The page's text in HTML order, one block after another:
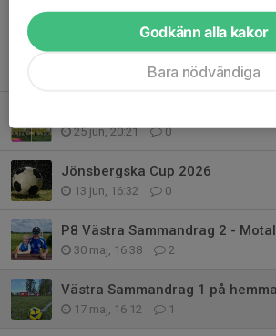
Sparbank och Strandbergs.
25 jun, 20:21 0
Jönsbergska Cup 2026
13 jun, 16:32 0
P8 Västra Sammandrag 2 -
30 maj, 16:38 2
Västra Sammandrag 1 på
17 maj, 16:12 1
Godkänn alla kakor
Bara nödvändiga